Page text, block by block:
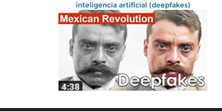
inteligencia artificial (deepfakes)